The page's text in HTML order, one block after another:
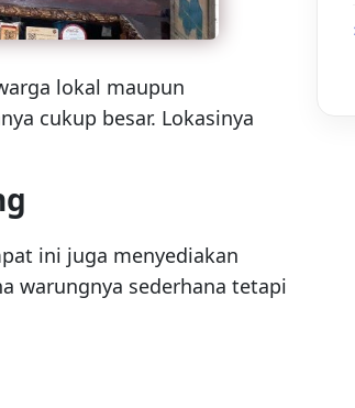
lokal maupun
cukup besar. Lokasinya
ini juga menyediakan
warungnya sederhana tetapi